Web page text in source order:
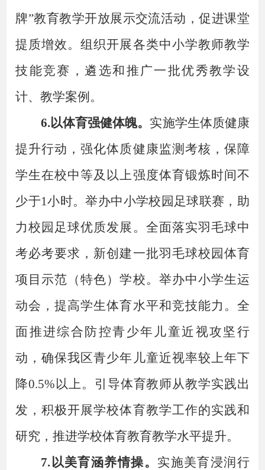
牌”教育教学开放展示交流活动，促进课堂
提质增效。组织开展各类中小学教师教学
技能竞赛，遴选和推广一批优秀教学设
计、教学案例。
6.以体育强健体魄。 实施学生体质健康
提升行动，强化体质健康监测考核，保障
学生在校中等及以上强度体育锻炼时间不
少于1小时。举办中小学校园足球联赛，助
力校园足球优质发展。全面落实羽毛球中
考必考要求，新创建一批羽毛球校园体育
项目示范（特色）学校。举办中小学生运
动会，提高学生体育水平和竞技能力。全
面推进综合防控青少年儿童近视攻坚行
动，确保我区青少年儿童近视率较上年下
降0.5%以上。引导体育教师从教学实践出
发，积极开展学校体育教学工作的实践和
研究，推进学校体育教育教学水平提升。
7.以美育涵养情操。 实施美育浸润行